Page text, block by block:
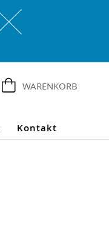
WARENKORB
Kontakt